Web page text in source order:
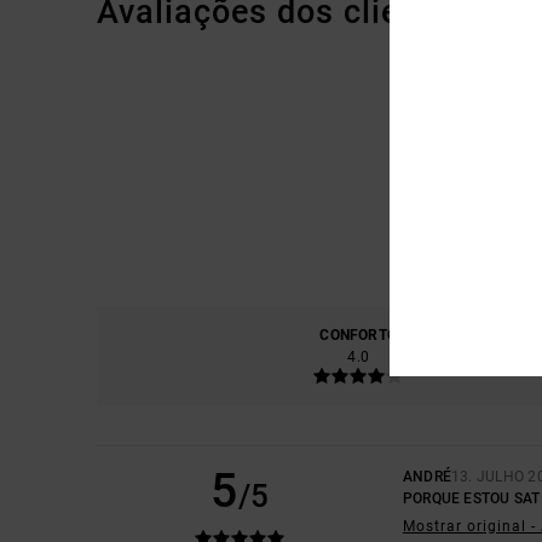
Avaliações dos clientes
CONFORTO
4.0
5/5
ANDRÉ13. JULHO
PORQUE ESTOU
Mostrar original -